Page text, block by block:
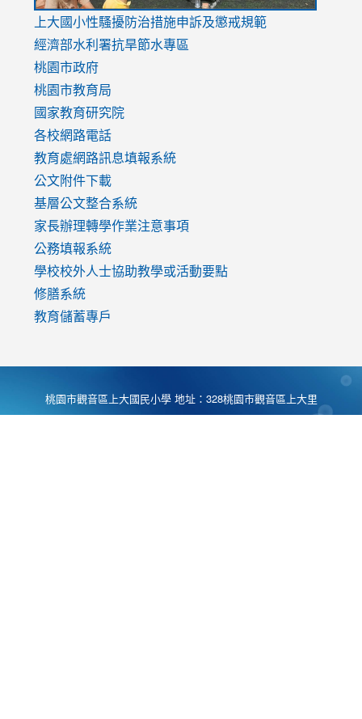
link
to
https://www.youtube.com/watch?
v=mfpNykQ0g4M
上大國小性騷擾防治措施申訴及懲戒規範
經濟部水利署抗旱節水專區
桃園市政府
桃園市教育局
國家教育研究院
各校網路電話
教育處網路訊息填報系統
公文附件下載
基層公文整合系統
家長辦理轉學作業注意事項
公務填報系統
學校校外人士協助教學或活動要點
修膳系統
教育儲蓄專戶
桃園市觀音區上大國民小學 地址：328桃園市觀音區上大里